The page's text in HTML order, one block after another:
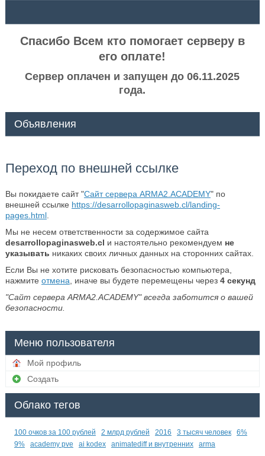
Спасибо Всем кто помогает серверу в
его оплате!
Сервер оплачен и запущен до 06.11.2025
года.
Объявления
Переход по внешней ссылке
Вы покидаете сайт "Сайт сервера ARMA2.ACADEMY" по
внешней ссылке https://desarrollopaginasweb.cl/landing-
pages.html.
Мы не несем ответственности за содержимое сайта
desarrollopaginasweb.cl и настоятельно рекомендуем не
указывать никаких своих личных данных на сторонних сайтах.
Если Вы не хотите рисковать безопасностью компьютера,
нажмите отмена , иначе вы будете перемещены через 4секунд
"Сайт сервера ARMA2.ACADEMY" всегда заботится о вашей
безопасности.
Меню пользователя
Мой профиль
Создать
Облако тегов
100 очков за 100 рублей 2 млрд рублей 2016 3 тысяч человек
6%
9%
academy pve ai kodex animatediff и внутренних arma